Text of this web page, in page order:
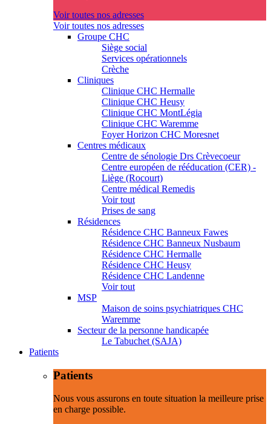
Voir toutes nos adresses
Voir toutes nos adresses
Groupe CHC
Siège social
Services opérationnels
Crèche
Cliniques
Clinique CHC Hermalle
Clinique CHC Heusy
Clinique CHC MontLégia
Clinique CHC Waremme
Foyer Horizon CHC Moresnet
Centres médicaux
Centre de sénologie Drs Crèvecoeur
Centre européen de rééducation (CER) -
Liège (Rocourt)
Centre médical Remedis
Voir tout
Prises de sang
Résidences
Résidence CHC Banneux Fawes
Résidence CHC Banneux Nusbaum
Résidence CHC Hermalle
Résidence CHC Heusy
Résidence CHC Landenne
Voir tout
MSP
Maison de soins psychiatriques CHC
Waremme
Secteur de la personne handicapée
Le Tabuchet (SAJA)
Patients
Patients
Nous vous assurons en toute situation la meilleure prise
en charge possible.